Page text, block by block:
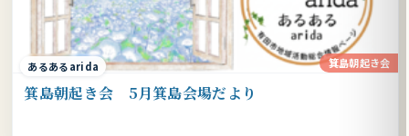
あるあるarida
箕島朝起き会 5月箕島会場だより
箕島朝起き会